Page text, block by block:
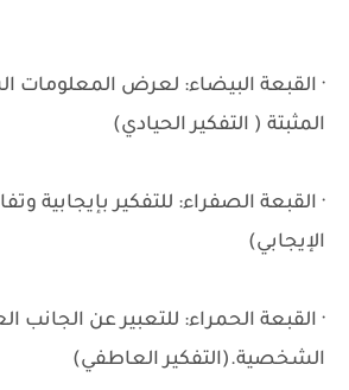
· القبعة البيضاء: لعرض المعلومات
المثبتة ( التفكير الحيادي)
· القبعة الصفراء: للتفكير بإيجابية
الإيجابي)
· القبعة الحمراء: للتعبير عن الجانب
الشخصية.(التفكير العاطفي)